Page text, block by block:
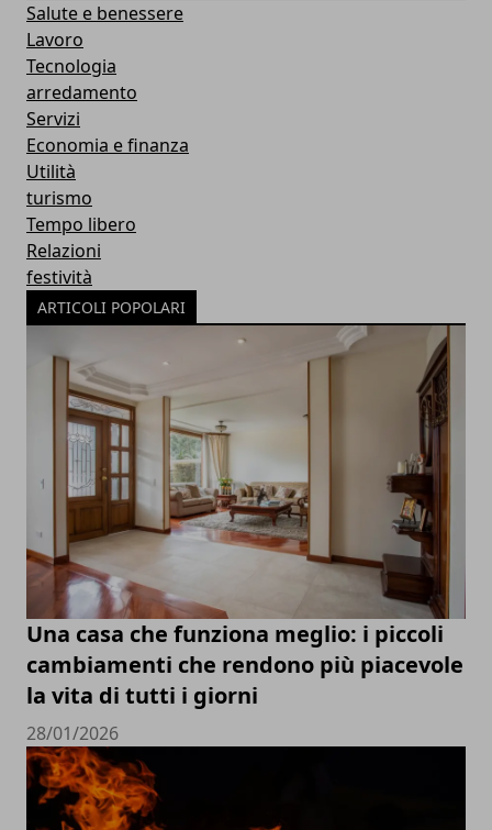
Salute e benessere
Lavoro
Tecnologia
arredamento
Servizi
Economia e finanza
Utilità
turismo
Tempo libero
Relazioni
festività
ARTICOLI POPOLARI
Una casa che funziona meglio: i piccoli
cambiamenti che rendono più piacevole
la vita di tutti i giorni
28/01/2026